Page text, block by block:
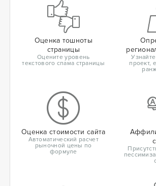
Оценка тошноты
страницы
Оцените уровень
текстового спама страницы
проект,
Оценка стоимости сайта
Автоматический расчет
рыночной цены по
формуле